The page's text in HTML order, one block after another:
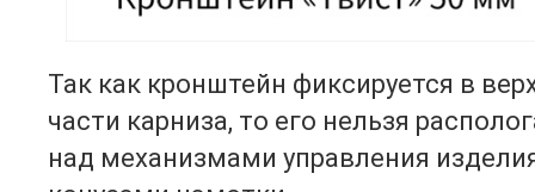
Так как кронштейн фиксируется в
части карниза, то его нельзя
над механизмами управления